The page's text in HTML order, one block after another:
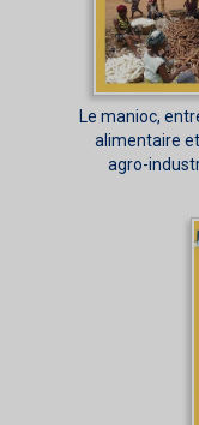
Le manioc,
alimentaire
agro-